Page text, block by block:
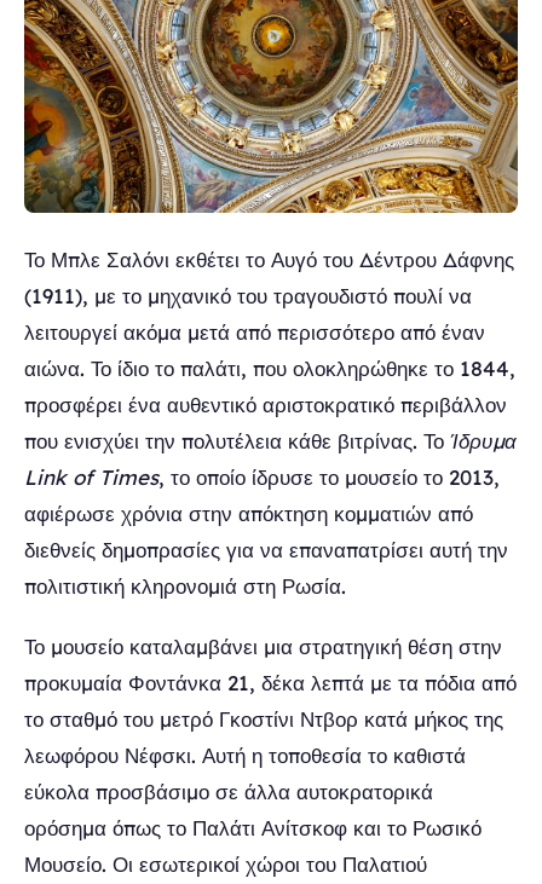
Το Μπλε Σαλόνι εκθέτει το Αυγό του Δέντρου Δάφνης
(1911), με το μηχανικό του τραγουδιστό πουλί να
λειτουργεί ακόμα μετά από περισσότερο από έναν
αιώνα. Το ίδιο το παλάτι, που ολοκληρώθηκε το 1844,
προσφέρει ένα αυθεντικό αριστοκρατικό περιβάλλον
που ενισχύει την πολυτέλεια κάθε βιτρίνας. Το Ίδρυμα
Link of Times, το οποίο ίδρυσε το μουσείο το 2013,
αφιέρωσε χρόνια στην απόκτηση κομματιών από
διεθνείς δημοπρασίες για να επαναπατρίσει αυτή την
πολιτιστική κληρονομιά στη Ρωσία.
Το μουσείο καταλαμβάνει μια στρατηγική θέση στην
προκυμαία Φοντάνκα 21, δέκα λεπτά με τα πόδια από
το σταθμό του μετρό Γκοστίνι Ντβορ κατά μήκος της
λεωφόρου Νέφσκι. Αυτή η τοποθεσία το καθιστά
εύκολα προσβάσιμο σε άλλα αυτοκρατορικά
ορόσημα όπως το Παλάτι Ανίτσκοφ και το Ρωσικό
Μουσείο. Οι εσωτερικοί χώροι του Παλατιού